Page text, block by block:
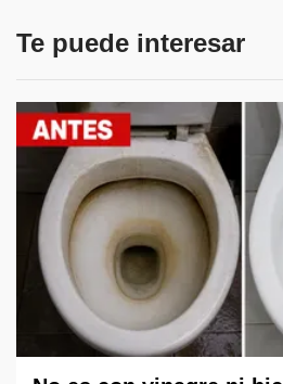
Te puede interesar